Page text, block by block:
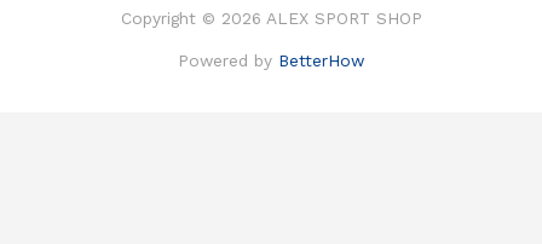
Copyright © 2026 ALEX SPORT SHOP
Powered by BetterHow